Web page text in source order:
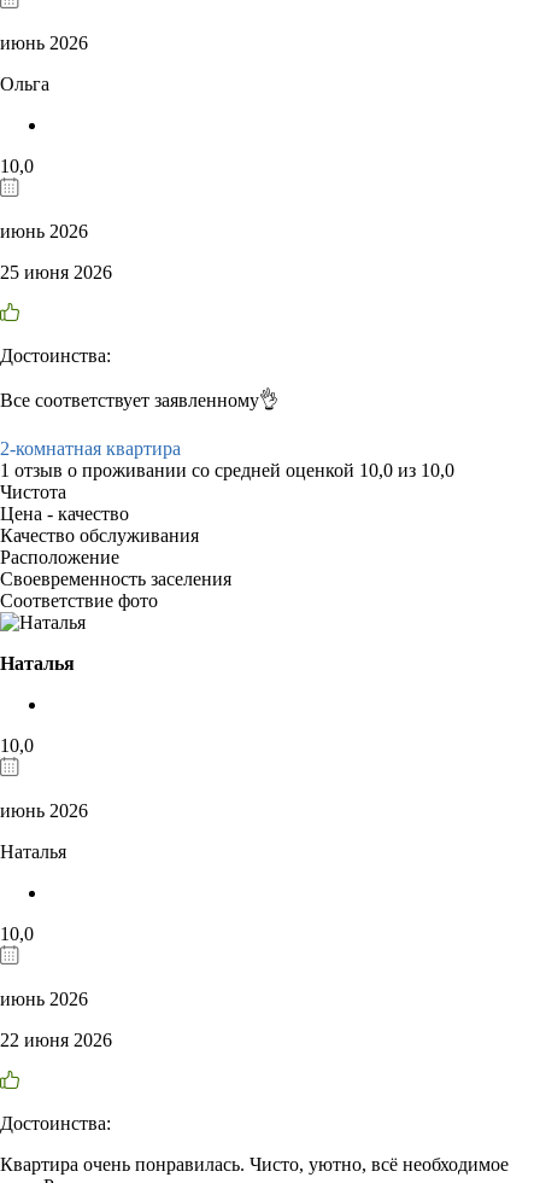
июнь 2026
Ольга
10,0
июнь 2026
25 июня 2026
Достоинства:
Все соответствует заявленному👌
2-комнатная квартира
1 отзыв о проживании со средней оценкой 10,0 из 10,0
Чистота
Цена - качество
Качество обслуживания
Расположение
Своевременность заселения
Соответствие фото
Наталья
10,0
июнь 2026
Наталья
10,0
июнь 2026
22 июня 2026
Достоинства:
Квартира очень понравилась. Чисто, уютно, всё необходимое